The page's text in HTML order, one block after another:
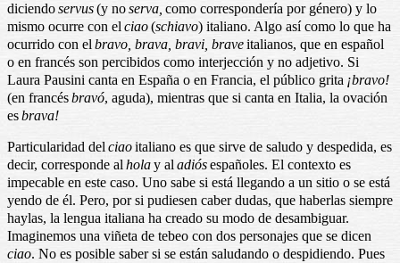
diciendoservus(y noserva, como correspondería por género) y lo
mismo ocurre con el ciao(schiavo) italiano. Algo así como lo que ha
ocurrido con el bravo, brava, bravi, braveitalianos, que en español
o en francés son percibidos como interjección y no adjetivo. Si
Laura Pausini canta en España o en Francia, el público grita ¡bravo!
(en francésbravó, aguda), mientras que si canta en Italia, la ovación
esbrava!
Particularidad del ciaoitaliano es que sirve de saludo y despedida, es
decir, corresponde al holay al adiósespañoles. El contexto es
impecable en este caso. Uno sabe si está llegando a un sitio o se está
yendo de él. Pero, por si pudiesen caber dudas, que haberlas siempre
haylas, la lengua italiana ha creado su modo de desambiguar.
Imaginemos una viñeta de tebeo con dos personajes que se dicen
ciao. No es posible saber si se están saludando o despidiendo. Pues